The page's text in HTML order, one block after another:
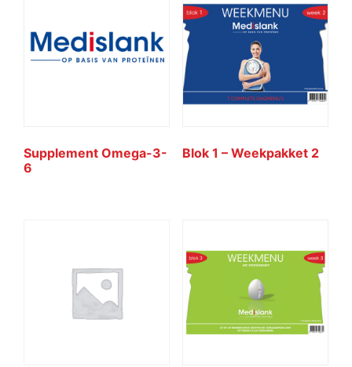
Supplement Omega-3-
6
Blok 1 – Weekpakket 2